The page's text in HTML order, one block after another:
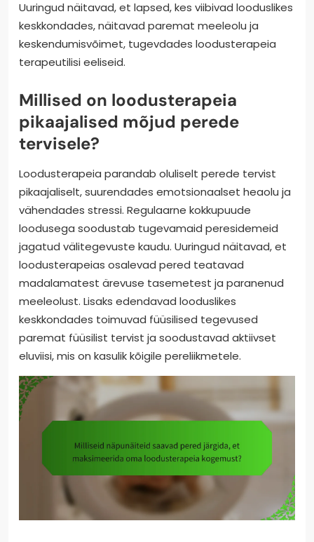
Uuringud näitavad, et lapsed, kes viibivad looduslikes
keskkondades, näitavad paremat meeleolu ja
keskendumisvõimet, tugevdades loodusterapeia
terapeutilisi eeliseid.
Millised on loodusterapeia
pikaajalised mõjud perede
tervisele?
Loodusterapeia parandab oluliselt perede tervist
pikaajaliselt, suurendades emotsionaalset heaolu ja
vähendades stressi. Regulaarne kokkupuude
loodusega soodustab tugevamaid peresidemeid
jagatud välitegevuste kaudu. Uuringud näitavad, et
loodusterapeias osalevad pered teatavad
madalamatest ärevuse tasemetest ja paranenud
meeleolust. Lisaks edendavad looduslikes
keskkondades toimuvad füüsilised tegevused
paremat füüsilist tervist ja soodustavad aktiivset
eluviisi, mis on kasulik kõigile pereliikmetele.